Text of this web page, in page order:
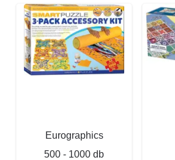
Eurographics
500 - 1000 db